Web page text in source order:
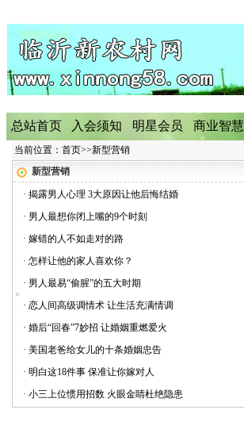
总站首页 入会须知 明星会员 商业智慧
当前位置： 首页>>新型营销
新型营销
· 揭露男人心理 3大原因让他后悔结婚
· 男人最想你闭上嘴的9个时刻
· 嫁错的人不如走对的路
· 怎样让他的家人喜欢你？
· 男人最易“偷腥”的五大时期
· 恋人间高级调情术 让生活充满情调
· 婚后“回春”7妙招 让婚姻重燃爱火
· 美国老爸给女儿的十条婚姻忠告
· 明白这18件事 保准让你嫁对人
· 小三上位惯用招数 火眼金睛杜绝隐患